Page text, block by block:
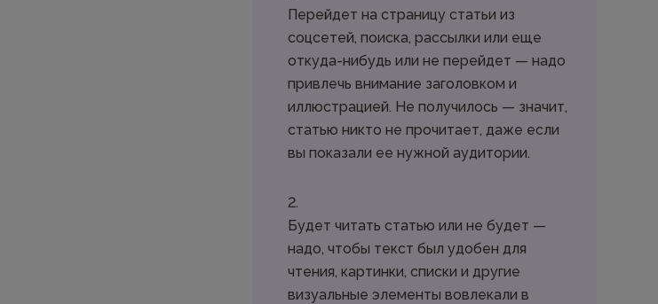
Перейдет на страницу статьи из
соцсетей, поиска, рассылки или еще
откуда-нибудь или не перейдет — надо
привлечь внимание заголовком и
иллюстрацией. Не получилось — значит,
статью никто не прочитает, даже если
вы показали ее нужной аудитории.
Будет читать статью или не будет —
надо, чтобы текст был удобен для
чтения, картинки, списки и другие
визуальные элементы вовлекали в